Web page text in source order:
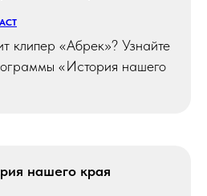
клипер «Абрек»? Узнайте
«История нашего
нашего края